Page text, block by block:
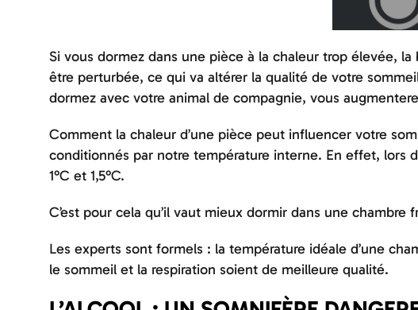
Si vous dormez dans une pièce à la chaleur trop élevée,
être perturbée, ce qui va altérer la qualité de votre
dormez avec votre animal de compagnie, vous
Comment la chaleur d’une pièce peut influencer votre
conditionnés par notre température interne. En effet, lors
1°C et 1,5°C.
C’est pour cela qu’il vaut mieux dormir dans une chambre
Les experts sont formels : la température idéale d’une
le sommeil et la respiration soient de meilleure qualité.